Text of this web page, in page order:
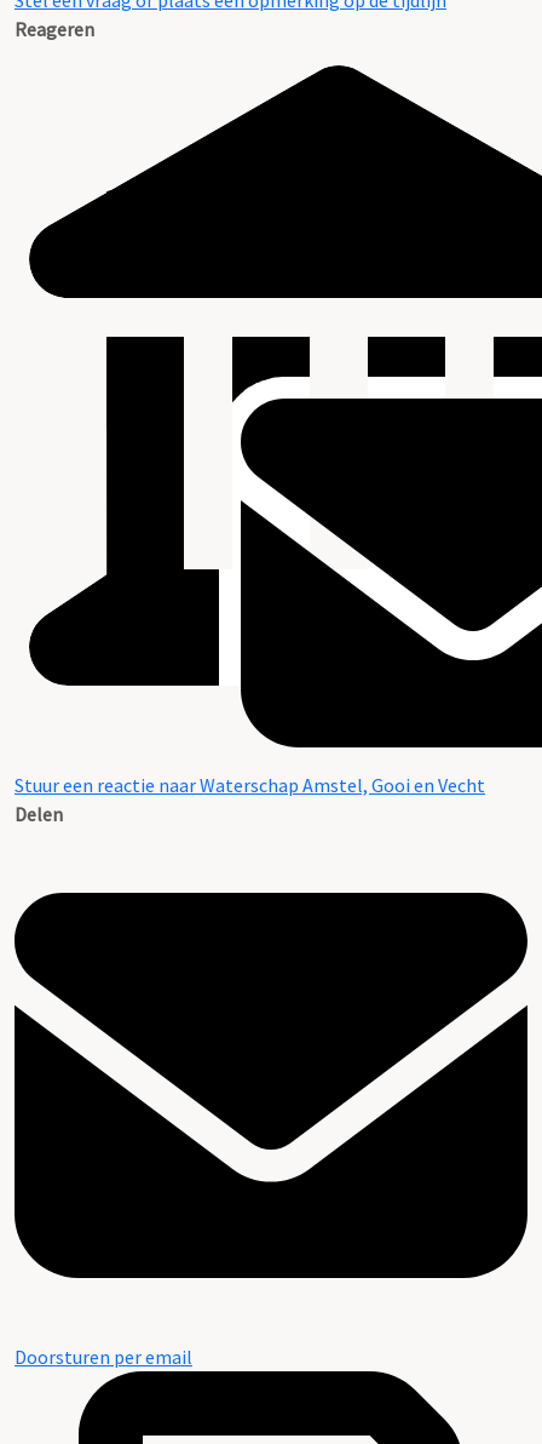
Reageren
Stuur een reactie naar Waterschap Amstel, Gooi en Vecht
Delen
Doorsturen per email